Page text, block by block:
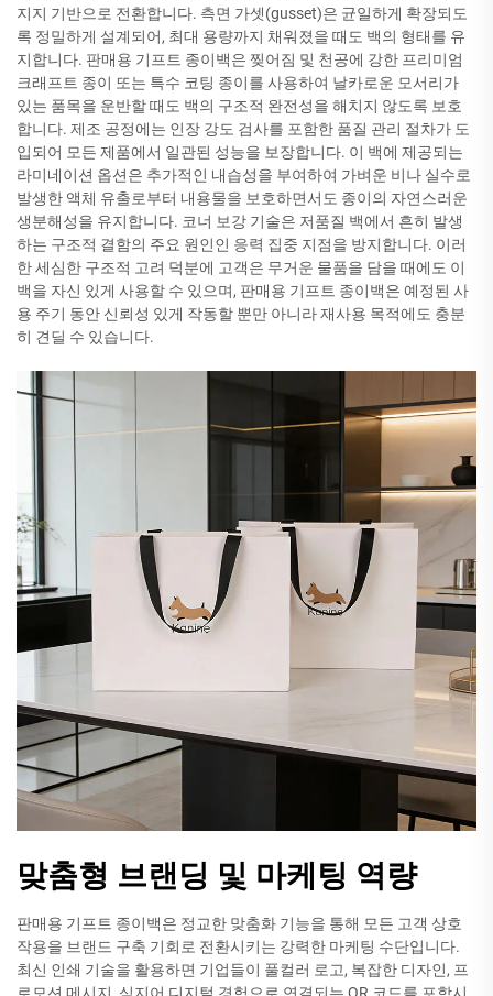
지지 기반으로 전환합니다. 측면 가셋(gusset)은 균일하게 확장되도
록 정밀하게 설계되어, 최대 용량까지 채워졌을 때도 백의 형태를 유
지합니다. 판매용 기프트 종이백은 찢어짐 및 천공에 강한 프리미엄
크래프트 종이 또는 특수 코팅 종이를 사용하여 날카로운 모서리가
있는 품목을 운반할 때도 백의 구조적 완전성을 해치지 않도록 보호
합니다. 제조 공정에는 인장 강도 검사를 포함한 품질 관리 절차가 도
입되어 모든 제품에서 일관된 성능을 보장합니다. 이 백에 제공되는
라미네이션 옵션은 추가적인 내습성을 부여하여 가벼운 비나 실수로
발생한 액체 유출로부터 내용물을 보호하면서도 종이의 자연스러운
생분해성을 유지합니다. 코너 보강 기술은 저품질 백에서 흔히 발생
하는 구조적 결함의 주요 원인인 응력 집중 지점을 방지합니다. 이러
한 세심한 구조적 고려 덕분에 고객은 무거운 물품을 담을 때에도 이
백을 자신 있게 사용할 수 있으며, 판매용 기프트 종이백은 예정된 사
용 주기 동안 신뢰성 있게 작동할 뿐만 아니라 재사용 목적에도 충분
히 견딜 수 있습니다.
맞춤형 브랜딩 및 마케팅 역량
판매용 기프트 종이백은 정교한 맞춤화 기능을 통해 모든 고객 상호
작용을 브랜드 구축 기회로 전환시키는 강력한 마케팅 수단입니다.
최신 인쇄 기술을 활용하면 기업들이 풀컬러 로고, 복잡한 디자인, 프